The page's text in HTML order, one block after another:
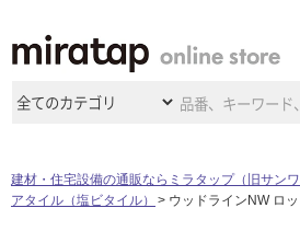
商品カテゴリ
施工事例
建材・住宅設備の通販ならミラタップ（旧サンワ
アタイル（塩ビタイル）
ウッドラインNW ロ